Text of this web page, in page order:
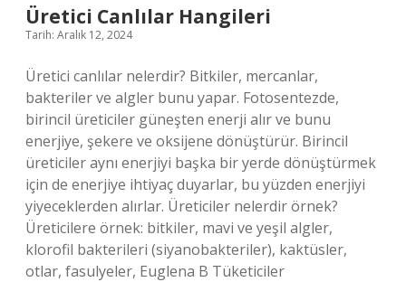
Üretici Canlılar Hangileri
Tarih: Aralık 12, 2024
Üretici canlılar nelerdir? Bitkiler, mercanlar,
bakteriler ve algler bunu yapar. Fotosentezde,
birincil üreticiler güneşten enerji alır ve bunu
enerjiye, şekere ve oksijene dönüştürür. Birincil
üreticiler aynı enerjiyi başka bir yerde dönüştürmek
için de enerjiye ihtiyaç duyarlar, bu yüzden enerjiyi
yiyeceklerden alırlar. Üreticiler nelerdir örnek?
Üreticilere örnek: bitkiler, mavi ve yeşil algler,
klorofil bakterileri (siyanobakteriler), kaktüsler,
otlar, fasulyeler, Euglena B Tüketiciler